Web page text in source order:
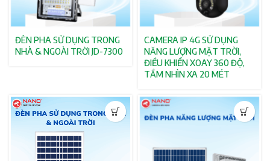
ĐÈN PHA SỬ DỤNG TRONG
NHÀ & NGOÀI TRỜI JD-7300
CAMERA IP 4G SỬ DỤNG
NĂNG LƯỢNG MẶT TRỜI,
ĐIỀU KHIỂN XOAY 360 ĐỘ,
TẦM NHÌN XA 20 MÉT